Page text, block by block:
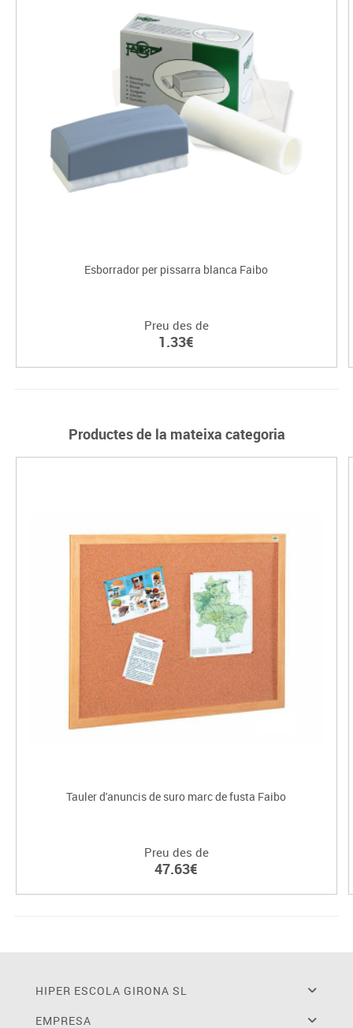
Esborrador per pissarra blanca Faibo
Preu des de
1.33€
Productes de la mateixa categoria
Tauler d'anuncis de suro marc de fusta Faibo
Preu des de
47.63€
HIPER ESCOLA GIRONA SL
EMPRESA